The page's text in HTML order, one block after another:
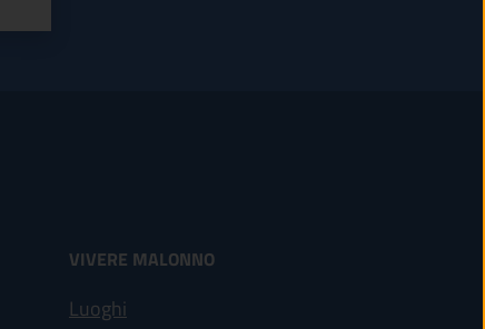
VIVERE MALONNO
Luoghi